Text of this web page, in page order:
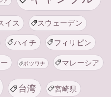
イス スウェーデン
ハイチ フィリピン
ボツワナ マレーシア
台湾 宮崎県